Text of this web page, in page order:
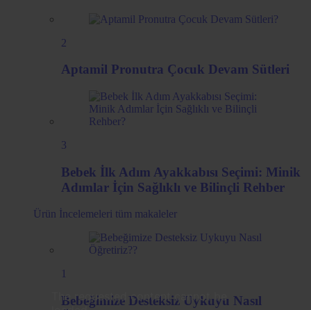
2
Aptamil Pronutra Çocuk Devam Sütleri
3
Bebek İlk Adım Ayakkabısı Seçimi: Minik
Adımlar İçin Sağlıklı ve Bilinçli Rehber
Ürün İncelemeleri tüm makaleler
1
Bebeğimize Desteksiz Uykuyu Nasıl
The requested content cannot be